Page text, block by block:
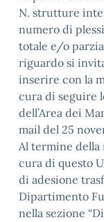
N. strutture
numero di
totale e/o
riguardo si
inserire con la
cura di seguire
dell’Area dei
mail del 25
Al termine della
cura di questo
di adesione
Dipartimento
nella sezione